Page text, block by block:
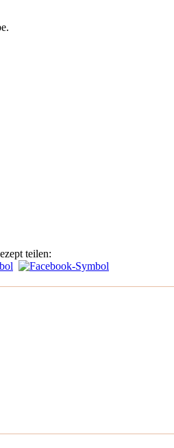
teilen: